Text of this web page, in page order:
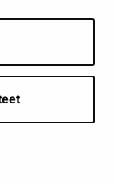
2026